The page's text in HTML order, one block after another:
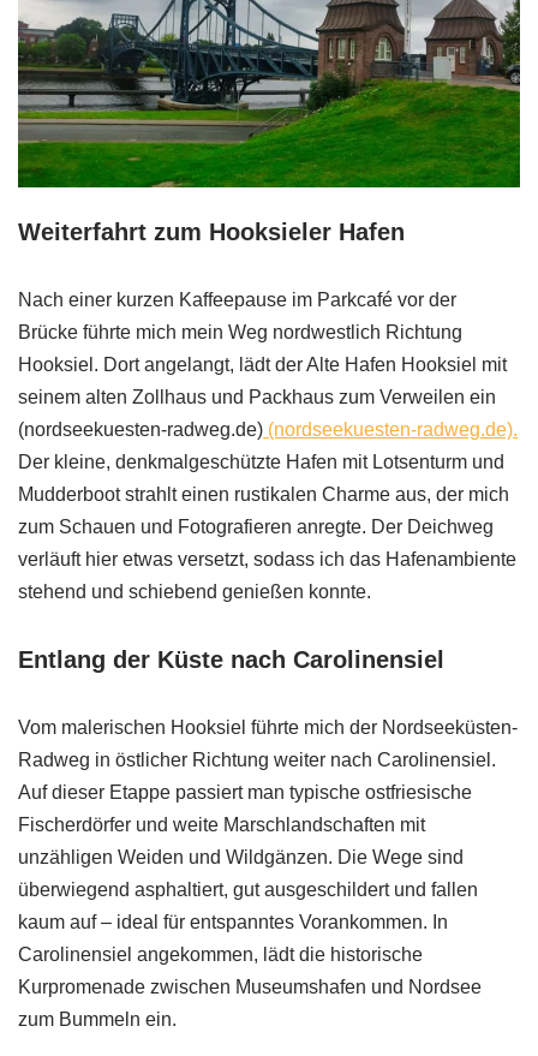
Weiterfahrt zum Hooksieler Hafen
Nach einer kurzen Kaffeepause im Parkcafé vor der
Brücke führte mich mein Weg nordwestlich Richtung
Hooksiel. Dort angelangt, lädt der Alte Hafen Hooksiel mit
seinem alten Zollhaus und Packhaus zum Verweilen ein
(nordseekuesten-radweg.de) (nordseekuesten-radweg.de).
Der kleine, denkmalgeschützte Hafen mit Lotsenturm und
Mudderboot strahlt einen rustikalen Charme aus, der mich
zum Schauen und Fotografieren anregte. Der Deichweg
verläuft hier etwas versetzt, sodass ich das Hafenambiente
stehend und schiebend genießen konnte.
Entlang der Küste nach Carolinensiel
Vom malerischen Hooksiel führte mich der Nordseeküsten-
Radweg in östlicher Richtung weiter nach Carolinensiel.
Auf dieser Etappe passiert man typische ostfriesische
Fischerdörfer und weite Marschlandschaften mit
unzähligen Weiden und Wildgänzen. Die Wege sind
überwiegend asphaltiert, gut ausgeschildert und fallen
kaum auf – ideal für entspanntes Vorankommen. In
Carolinensiel angekommen, lädt die historische
Kurpromenade zwischen Museumshafen und Nordsee
zum Bummeln ein.